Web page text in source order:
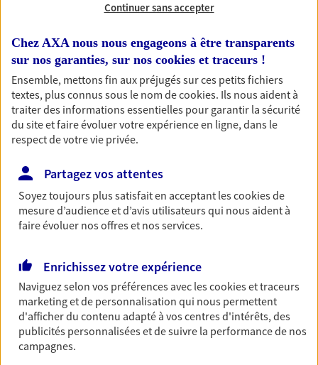
travail, une visio. Je suis là pour échanger avec
Nos offres phares
Épargne
Réalisez vos projets grâce à votre épargne : achat
immobilier, études des enfants ou voyage autour
du monde… Épargnez à votre rythme et
Découvrir les offres Épargne
Retraite
Préparez sereinement ce nouveau chapitre de
votre vie avec les conseils d'un expert. Découvrez
Continuer sans accepter
Chez AXA nous nous engageons à être transparents
sur nos garanties, sur nos cookies et traceurs !
Ensemble, mettons fin aux préjugés sur ces petits fichiers
textes, plus connus sous le nom decookies. Ils nous aident à
traiter des informations essentielles pour garantir la sécurité
du site et faire évoluer votre expérience en ligne, dans le
respect de votre vie privée.
Partagez vos attentes
Soyez toujours plus satisfait en acceptant lescookiesde
mesure d’audience et d’avis utilisateurs qui nous aident à
faire évoluer nos offres et nos services.
Enrichissez votre expérience
Naviguez selon vos préférences avec lescookies et traceurs
marketing et de personnalisation qui nous permettent
d'afficher du contenu adapté à vos centres d'intérêts, des
publicités personnalisées et de suivre la performance de nos
campagnes.